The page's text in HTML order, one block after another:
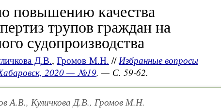
повышению качества
трупов граждан на
судопроизводства
Д.В., Громов М.Н. //Избранные вопросы
2020 — №19. — С. 59-62.
А.В., Куличкова Д.В., Громов М.Н.